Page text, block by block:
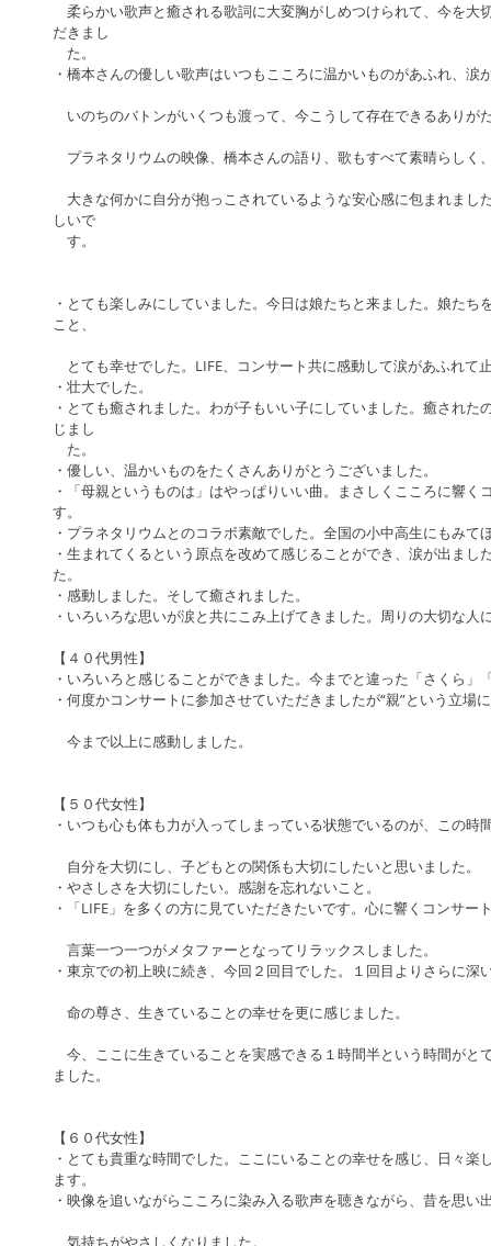
柔らかい歌声と癒される歌詞に大変胸がしめつけられて、今を大
だきまし
た。
・橋本さんの優しい歌声はいつもこころに温かいものがあふれ、涙
いのちのバトンがいくつも渡って、今こうして存在できるありが
プラネタリウムの映像、橋本さんの語り、歌もすべて素晴らしく
大きな何かに自分が抱っこされているような安心感に包まれまし
しいで
す。
・とても楽しみにしていました。今日は娘たちと来ました。娘た
こと、
とても幸せでした。LIFE、コンサート共に感動して涙があふれて
・壮大でした。
・とても癒されました。わが子もいい子にしていました。癒され
じまし
た。
・優しい、温かいものをたくさんありがとうございました。
・「母親というものは」はやっぱりいい曲。まさしくこころに響く
す。
・プラネタリウムとのコラボ素敵でした。全国の小中高生にもみて
・生まれてくるという原点を改めて感じることができ、涙が出ま
た。
・感動しました。そして癒されました。
・いろいろな思いが涙と共にこみ上げてきました。周りの大切な人
【４０代男性】
・いろいろと感じることができました。今までと違った「さくら」
・何度かコンサートに参加させていただきましたが“親”という立場
今まで以上に感動しました。
【５０代女性】
・いつも心も体も力が入ってしまっている状態でいるのが、この時
自分を大切にし、子どもとの関係も大切にしたいと思いました。
・やさしさを大切にしたい。感謝を忘れないこと。
・「LIFE」を多くの方に見ていただきたいです。心に響くコンサー
言葉一つ一つがメタファーとなってリラックスしました。
・東京での初上映に続き、今回２回目でした。１回目よりさらに深
命の尊さ、生きていることの幸せを更に感じました。
今、ここに生きていることを実感できる１時間半という時間がと
ました。
【６０代女性】
・とても貴重な時間でした。ここにいることの幸せを感じ、日々
ます。
・映像を追いながらこころに染み入る歌声を聴きながら、昔を思
気持ちがやさしくなりました。